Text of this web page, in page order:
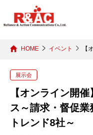
HOME イベント 【
展示会
【オンライン開
ス～請求・督促
トレンド8社～